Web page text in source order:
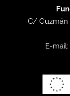
C/ Guzmán
E-mail: